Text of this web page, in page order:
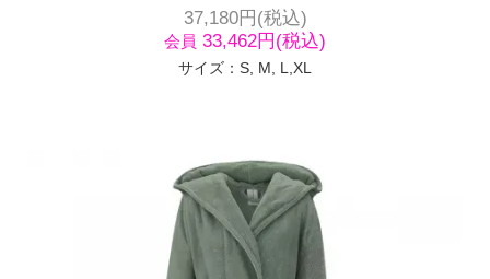
37,180円(税込)
会員 33,462円(税込)
サイズ：S, M, L,XL